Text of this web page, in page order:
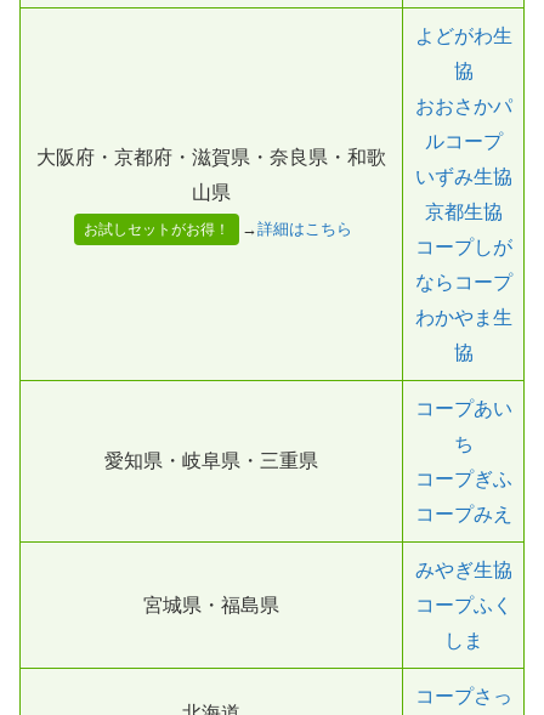
大阪府・京都府・滋賀県・奈良県・和歌
山県
お試しセットがお得！ →詳細はこちら
よどがわ生
協
おおさかパ
ルコープ
いずみ生協
京都生協
コープしが
ならコープ
わかやま生
協
愛知県・岐阜県・三重県
コープあい
ち
コープぎふ
コープみえ
宮城県・福島県
みやぎ生協
コープふく
しま
コープさっ